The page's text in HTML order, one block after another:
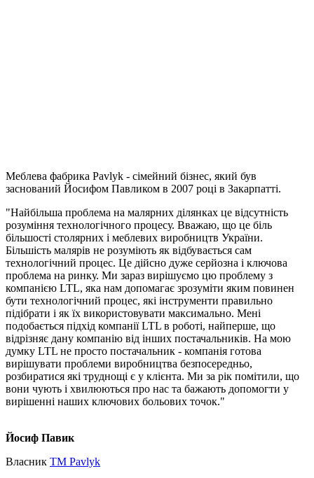
Меблева фабрика Pavlyk - сімейний бізнес, який був
заснований Йосифом Павликом в 2007 році в Закарпатті.
"Найбільша проблема на малярних ділянках це відсутність
розуміння технологічного процесу. Вважаю, що це біль
більшості столярних і меблевих виробництв України.
Більшість малярів не розуміють як відбувається сам
технологічний процес. Це дійсно дуже серйозна і ключова
проблема на ринку. Ми зараз вирішуємо цю проблему з
компанією LTL, яка нам допомагає зрозуміти яким повинен
бути технологічний процес, які інструменти правильно
підібрати і як їх використовувати максимально. Мені
подобається підхід компанії LTL в роботі, найперше, що
відрізняє дану компанію від інших постачальників. На мою
думку LTL не просто постачальник - компанія готова
вирішувати проблеми виробництва безпосередньо,
розбиратися які труднощі є у клієнта. Ми за рік помітили, що
вони чують і хвилюються про нас та бажають допомогти у
вирішенні наших ключових больових точок."
Йосиф Павик
Власник ТМ Pavlyk